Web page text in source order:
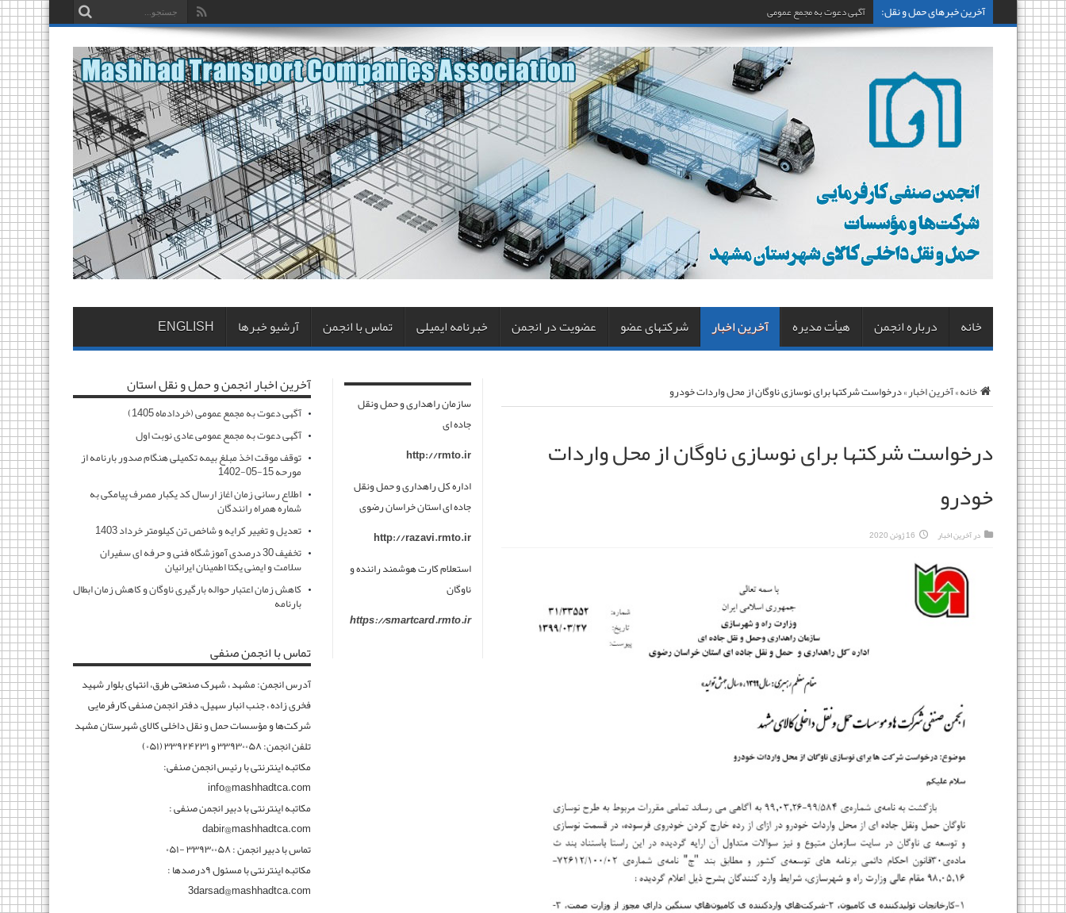
آخرین خبرهای حمل و نقل: آگهی دعوت به مجمع عمومی عادی نوبت اول
خانه درباره انجمن هیأت مدیره آخرین اخبار شرکتهای عضو عضویت در انجمن خبرنامه ایمیلی تماس با انجمن آرشیو خبرها ENGLISH
خانه»آخرین اخبار»درخواست شرکتها برای نوسازی ناوگان از محل واردات خودرو
درخواست شرکتها برای نوسازی ناوگان از محل واردات
خودرو
درآخرین اخبار 16 ژوئن 2020
سازمان راهداری و حمل ونقل
جاده ای
http://rmto.ir
اداره کل راهداری و حمل ونقل
جاده ای استان خراسان رضوی
http://razavi.rmto.ir
استعلام کارت هوشمند راننده و
ناوگان
https://smartcard.rmto.ir
آخرین اخبار انجمن و حمل و نقل استان
آگهی دعوت به مجمع عمومی (خردادماه 1405)
آگهی دعوت به مجمع عمومی عادی نوبت اول
توقف موقت اخذ مبلغ بیمه تکمیلی هنگام صدور بارنامه از
مورحه 15-05-1402
اطلاع رسانی زمان اغاز ارسال کد یکبار مصرف پیامکی به
شماره همراه رانندگان
تعدیل و تغییر کرایه و شاخص تن کیلومتر خرداد 1403
تخفیف 30 درصدی آموزشگاه فنی و حرفه ای سفیران
سلامت و ایمنی یکتا اطمینان ایرانیان
کاهش زمان اعتبار حواله بارگیری ناوگان و کاهش زمان ابطال
بارنامه
تماس با انجمن صنفی
آدرس انجمن: مشهد ، شهرک صنعتی طرق، انتهای بلوار شهید
فخری زاده ، جنب انبار سهیل، دفتر انجمن صنفی کارفرمایی
شرکت‌ها و مؤسسات حمل و نقل داخلی کالای شهرستان مشهد
تلفن انجمن: ۳۳۹۳۰۰۵۸ و ۳۳۹۲۴۲۳۱ (۰۵۱)
مکاتبه اینترنتی با رئیس انجمن صنفی:
info@mashhadtca.com
مکاتبه اینترنتی با دبیر انجمن صنفی :
dabir@mashhadtca.com
تماس با دبیر انجمن : ۳۳۹۳۰۰۵۸ -۰۵۱
مکاتبه اینترنتی با مسئول ۹درصدها :
3darsad@mashhadtca.com